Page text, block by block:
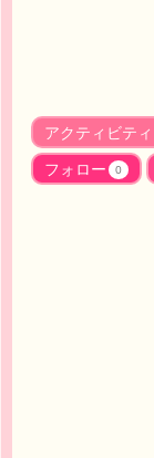
アクティビティ
フォロー 0